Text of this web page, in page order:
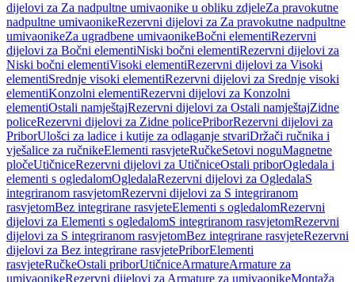
dijelovi za Za nadpultne umivaonike u obliku zdjeleZa pravokutne
nadpultne umivaonikeRezervni dijelovi za Za pravokutne nadpultne
umivaonikeZa ugradbene umivaonikeBočni elementiRezervni
dijelovi za Bočni elementiNiski bočni elementiRezervni dijelovi za
Niski bočni elementiVisoki elementiRezervni dijelovi za Visoki
elementiSrednje visoki elementiRezervni dijelovi za Srednje visoki
elementiKonzolni elementiRezervni dijelovi za Konzolni
elementiOstali namještajRezervni dijelovi za Ostali namještajZidne
policeRezervni dijelovi za Zidne policePriborRezervni dijelovi za
PriborUlošci za ladice i kutije za odlaganje stvariDržači ručnika i
vješalice za ručnikeElementi rasvjeteRučkeSetovi noguMagnetne
pločeUtičniceRezervni dijelovi za UtičniceOstali priborOgledala i
elementi s ogledalomOgledalaRezervni dijelovi za OgledalaS
integriranom rasvjetomRezervni dijelovi za S integriranom
rasvjetomBez integrirane rasvjeteElementi s ogledalomRezervni
dijelovi za Elementi s ogledalomS integriranom rasvjetomRezervni
dijelovi za S integriranom rasvjetomBez integrirane rasvjeteRezervni
dijelovi za Bez integrirane rasvjetePriborElementi
rasvjeteRučkeOstali priborUtičniceArmatureArmature za
umivaonikeRezervni dijelovi za Armature za umivaonikeMontaža